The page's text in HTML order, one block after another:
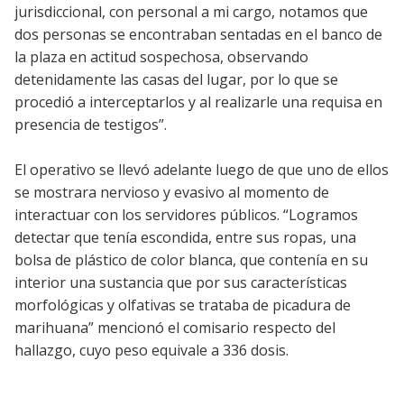
jurisdiccional, con personal a mi cargo, notamos que
dos personas se encontraban sentadas en el banco de
la plaza en actitud sospechosa, observando
detenidamente las casas del lugar, por lo que se
procedió a interceptarlos y al realizarle una requisa en
presencia de testigos”.
El operativo se llevó adelante luego de que uno de ellos
se mostrara nervioso y evasivo al momento de
interactuar con los servidores públicos. “Logramos
detectar que tenía escondida, entre sus ropas, una
bolsa de plástico de color blanca, que contenía en su
interior una sustancia que por sus características
morfológicas y olfativas se trataba de picadura de
marihuana” mencionó el comisario respecto del
hallazgo, cuyo peso equivale a 336 dosis.